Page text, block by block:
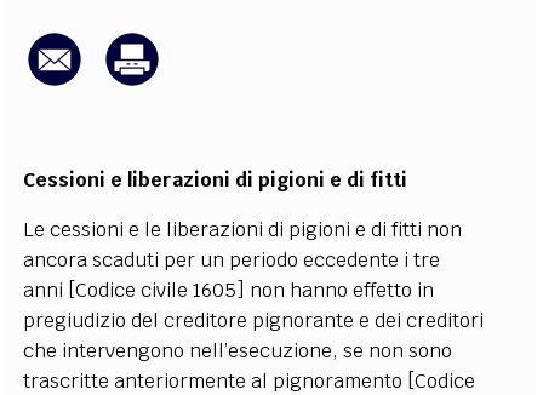
CODICI RUBRICHE
Cessioni e liberazioni di pigioni e di fitti
Le cessioni e le liberazioni di pigioni e di fitti non
ancora scaduti per un periodo eccedente i tre
anni [Codice civile 1605] non hanno effetto in
pregiudizio del creditore pignorante e dei creditori
che intervengono nell’esecuzione, se non sono
trascritte anteriormente al pignoramento [Codice